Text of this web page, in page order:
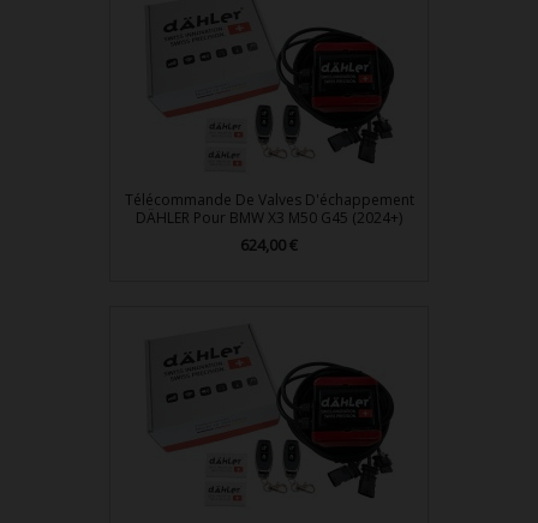
Télécommande De Valves D'échappement
DÄHLER Pour BMW X3 M50 G45 (2024+)
Prix
624,00 €